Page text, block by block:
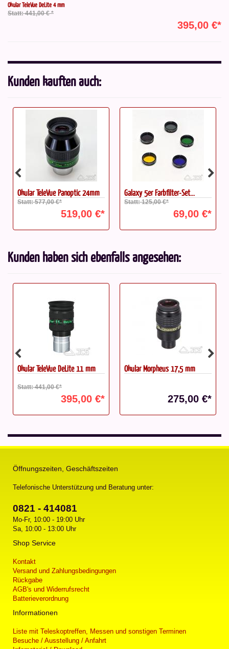
Okular TeleVue DeLite 4 mm
Statt: 441,00 € *
395,00 €*
Kunden kauften auch:
Okular TeleVue Panoptic 24mm
Statt: 577,00 €*
519,00 €*
Galaxy 5er Farbfilter-Set...
Statt: 125,00 €*
69,00 €*
Kunden haben sich ebenfalls angesehen:
Okular TeleVue DeLite 11 mm
Statt: 441,00 €*
395,00 €*
Okular Morpheus 17,5 mm
275,00 €*
Öffnungszeiten, Geschäftszeiten
Telefonische Unterstützung und Beratung unter:
0821 - 414081
Mo-Fr, 10:00 - 19:00 Uhr
Sa, 10:00 - 13:00 Uhr
Shop Service
Kontakt
Versand und Zahlungsbedingungen
Rückgabe
AGB's und Widerrufsrecht
Batterieverordnung
Informationen
Liste mit Teleskoptreffen, Messen und sonstigen Terminen
Besuche / Ausstellung / Anfahrt